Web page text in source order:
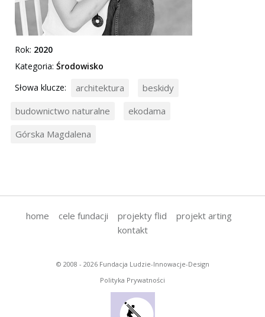
Rok: 2020
Kategoria: Środowisko
Słowa klucze:
architektura
beskidy
budownictwo naturalne
ekodama
Górska Magdalena
home cele fundacji projekty flid
projekt arting
kontakt
© 2008 - 2026 Fundacja Ludzie-Innowacje-Design
Polityka Prywatności